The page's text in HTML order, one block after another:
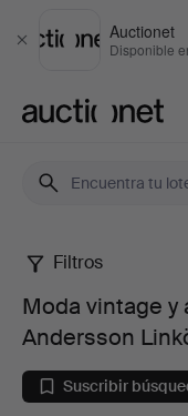
Cerrar
Auctionet
Disponible
Moda
vintage
Filtros
Moda vintage
Andersson
Suscribir